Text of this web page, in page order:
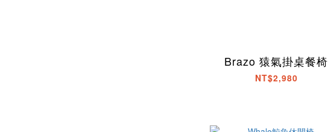
Brazo 猿氣掛桌餐椅
NT$2,980